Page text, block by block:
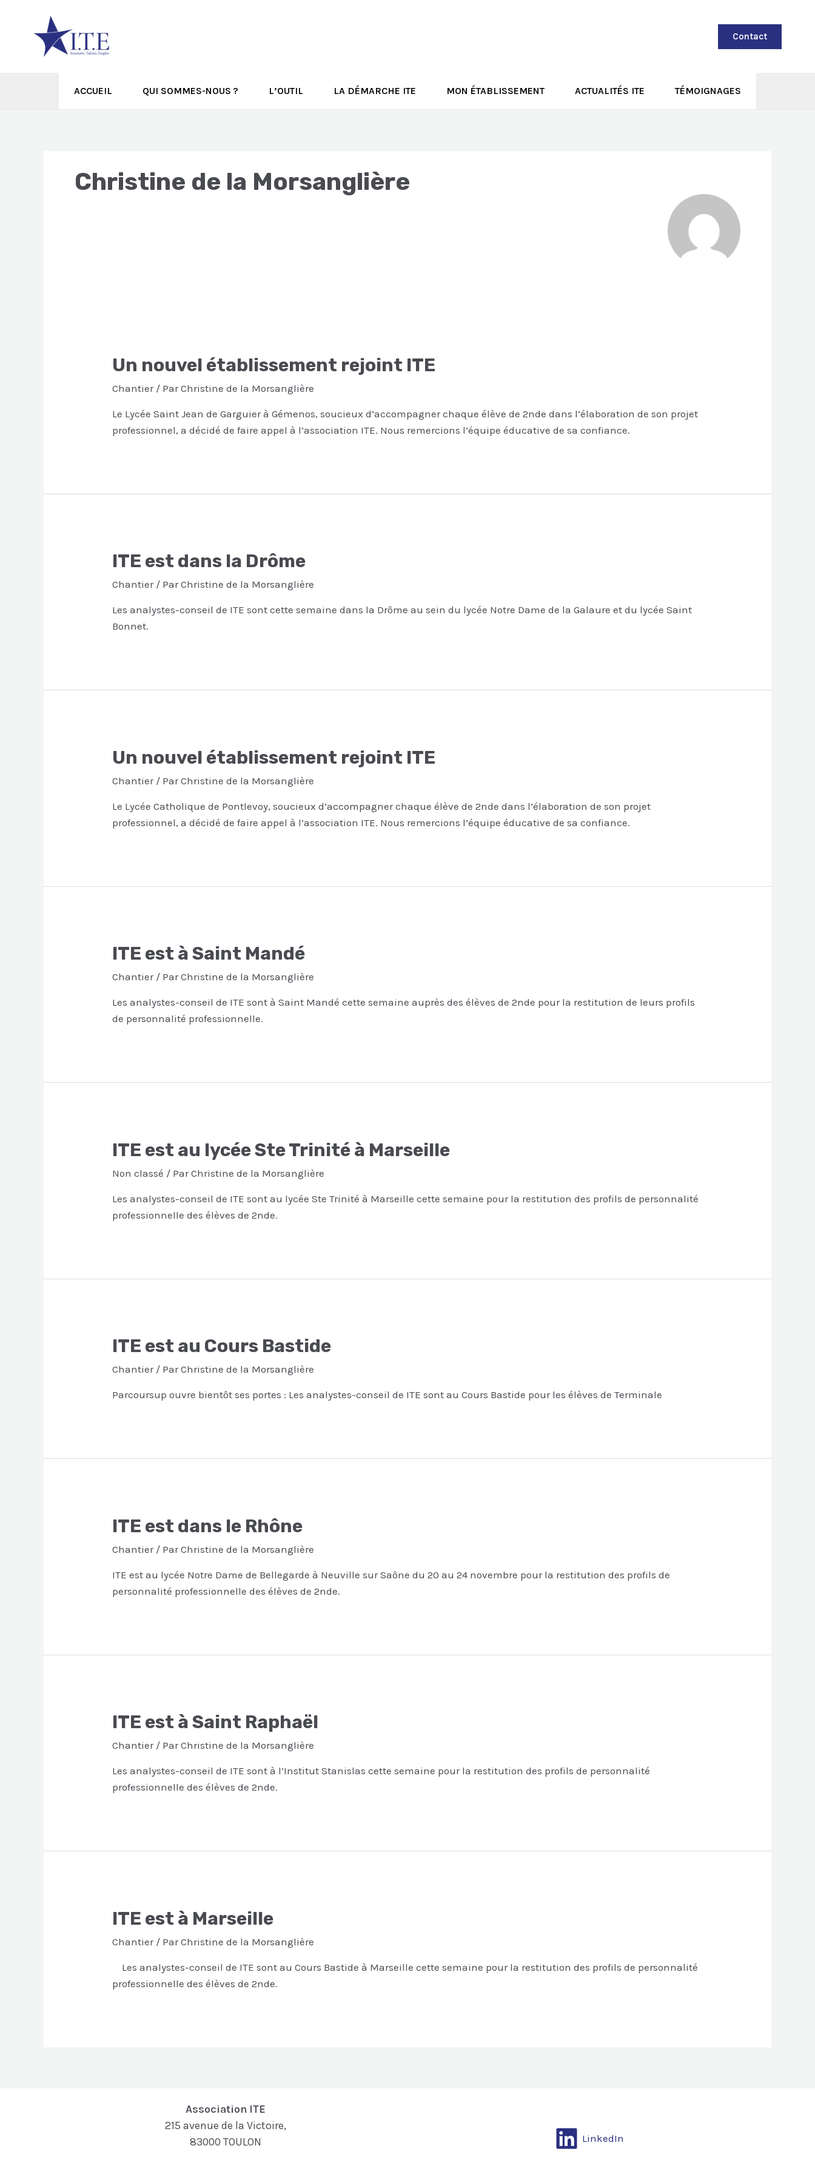
contenu
Contact
ACCUEIL QUI SOMMES-NOUS ? L’OUTIL LA DÉMARCHE ITE MON ÉTABLISSEMENT ACTUALITÉS ITE TÉMOIGNAGES
Christine de la Morsanglière
Un nouvel établissement rejoint ITE
Chantier/ ParChristine de la Morsanglière
Le Lycée Saint Jean de Garguier à Gémenos, soucieux d’accompagner chaque élève de 2nde dans l’élaboration de son projet
professionnel, a décidé de faire appel à l’association ITE. Nous remercions l’équipe éducative de sa confiance.
ITE est dans la Drôme
Chantier/ ParChristine de la Morsanglière
Les analystes-conseil de ITE sont cette semaine dans la Drôme au sein du lycée Notre Dame de la Galaure et du lycée Saint
Bonnet.
Un nouvel établissement rejoint ITE
Chantier/ ParChristine de la Morsanglière
Le Lycée Catholique de Pontlevoy, soucieux d’accompagner chaque élève de 2nde dans l’élaboration de son projet
professionnel, a décidé de faire appel à l’association ITE. Nous remercions l’équipe éducative de sa confiance.
ITE est à Saint Mandé
Chantier/ ParChristine de la Morsanglière
Les analystes-conseil de ITE sont à Saint Mandé cette semaine auprès des élèves de 2nde pour la restitution de leurs profils
de personnalité professionnelle.
ITE est au lycée Ste Trinité à Marseille
Non classé / ParChristine de la Morsanglière
Les analystes-conseil de ITE sont au lycée Ste Trinité à Marseille cette semaine pour la restitution des profils de personnalité
professionnelle des élèves de 2nde.
ITE est au Cours Bastide
Chantier/ ParChristine de la Morsanglière
Parcoursup ouvre bientôt ses portes : Les analystes-conseil de ITE sont au Cours Bastide pour les élèves de Terminale
ITE est dans le Rhône
Chantier/ ParChristine de la Morsanglière
ITE est au lycée Notre Dame de Bellegarde à Neuville sur Saône du 20 au 24 novembre pour la restitution des profils de
personnalité professionnelle des élèves de 2nde.
ITE est à Saint Raphaël
Chantier/ ParChristine de la Morsanglière
Les analystes-conseil de ITE sont à l’Institut Stanislas cette semaine pour la restitution des profils de personnalité
professionnelle des élèves de 2nde.
ITE est à Marseille
Chantier/ ParChristine de la Morsanglière
Les analystes-conseil de ITE sont au Cours Bastide à Marseille cette semaine pour la restitution des profils de personnalité
professionnelle des élèves de 2nde.
Association ITE
215 avenue de la Victoire,
83000 TOULON
LinkedIn